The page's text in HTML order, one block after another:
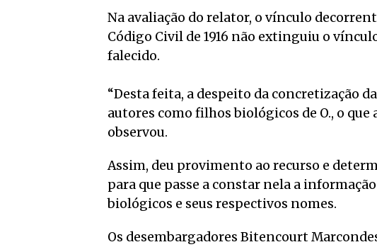
Na avaliação do relator, o vínculo
Código Civil de 1916 não extinguiu o
falecido.
“Desta feita, a despeito da concretização
autores como filhos biológicos de O., o que
observou.
Assim, deu provimento ao recurso e
para que passe a constar nela a
biológicos e seus respectivos nomes.
Os desembargadores Bitencourt